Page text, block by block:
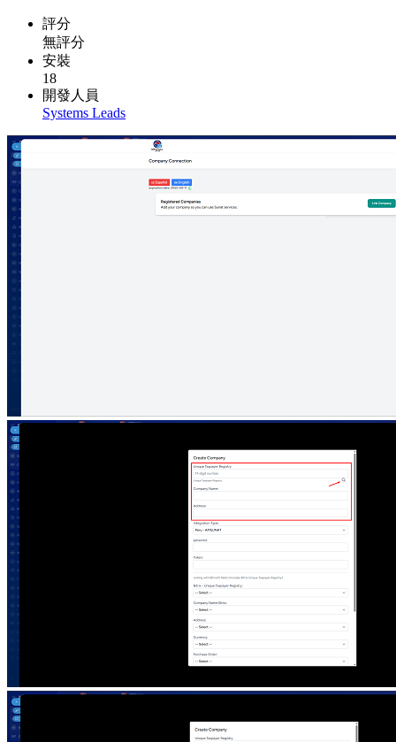
評分
無評分
安裝
18
開發人員
Systems Leads